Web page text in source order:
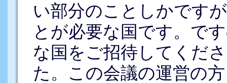
い部分のことしかです
とが必要な国です。で
な国をご招待してくだ
た。この会議の運営の